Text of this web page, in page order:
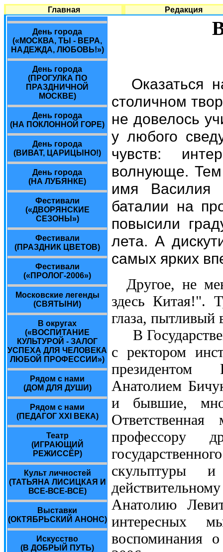
Главная Редакция
День города
(«МОСКВА, ТЫ - ВЕРА,
НАДЕЖДА, ЛЮБОВЬ!»)
День города
(ПРОГУЛКА ПО
ПРАЗДНИЧНОЙ
МОСКВЕ)
День города
(НА ПОКЛОННОЙ ГОРЕ)
День города
(ВИВАТ, ЦАРИЦЫНО!)
День города
(НА ЛУБЯНКЕ)
Фестивали
(«ДВОРЯНСКИЕ
СЕЗОНЫ»)
Фестивали
(ПРАЗДНИК ЦВЕТОВ)
Фестивали
(«ПРОЛОГ-2006»)
Московские легенды
(СВЯТЫНИ)
В округах
(«ВОСПИТАНИЕ
КУЛЬТУРОЙ - ЗАЛОГ
УСПЕХА ДЛЯ ЧЕЛОВЕКА
ЛЮБОЙ ПРОФЕССИИ»)
Рядом с нами
(ДОМ ДЛЯ ДУШИ)
Рядом с нами
(ПЕДАГОГ XXI ВЕКА)
Театр
(ИГРАЮЩИЙ
РЕЖИССЁР)
Культ личностей
(ТАТЬЯНА ЛИСИЦКАЯ И
ВСЕ-ВСЕ-ВСЕ)
Выставки
(ОКТЯБРЬСКИЙ АНОНС)
Искусство
(В ДОБРЫЙ ПУТЬ)
Оказаться
столичном
не довелось
у любого
чувств:
волнующе. Тем
имя Василия
баталии на
повысили
лета. А
самых ярких
Другое, не
здесь Китая!".
глаза,
В
с ректором
президентом
Анатолием
и бывшие,
профессору
скульптуры
Анатолию
интересных
воспоминания